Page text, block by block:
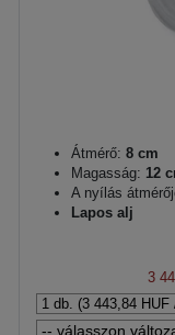
Átmérő: 8 cm
Magasság: 12
A nyílás
Lapos alj
3